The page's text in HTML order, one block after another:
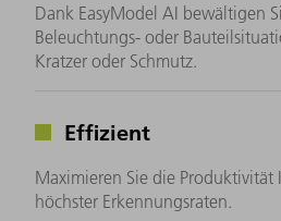
Dank EasyModel AI bewältigen
Beleuchtungs- oder
Kratzer oder Schmutz.
Effizient
Maximieren Sie die Produktivität
höchster Erkennungsraten.